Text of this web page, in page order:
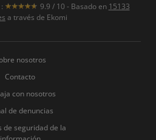
: 9.9 / 10 - Basado en 15133
a través de Ekomi
nosotros
Contacto
con nosotros
de denuncias
de seguridad de la